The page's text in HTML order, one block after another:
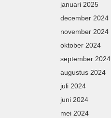
januari 2025
december 2024
november 2024
oktober 2024
september 2024
augustus 2024
juli 2024
juni 2024
mei 2024